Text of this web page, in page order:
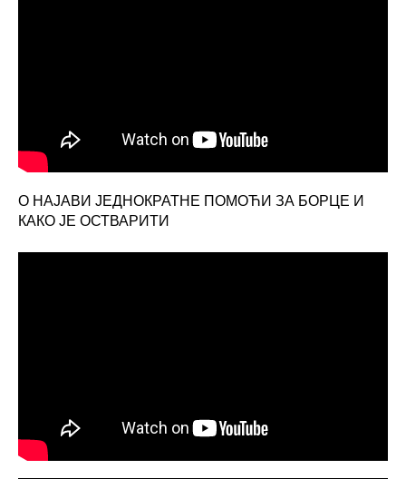
О НАЈАВИ ЈЕДНОКРАТНЕ ПОМОЋИ ЗА БОРЦЕ И
КАКО ЈЕ ОСТВАРИТИ